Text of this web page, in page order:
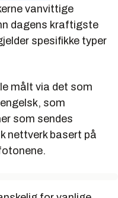
vanvittige
dagens kraftigste
spesifikke typer
målt via det som
som
som sendes
nettverk basert på